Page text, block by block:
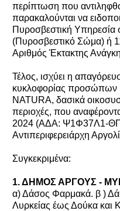
περίπτωση που
παρακαλούνται να
Πυροσβεστική Υπηρεσία
(Πυροσβεστικό Σώμα) ή
Αριθμός Έκτακτης
Τέλος, ισχύει η
κυκλοφορίας προσώπων
NATURA, δασικά
περιοχές, που
2024 (ΑΔΑ: Ψ1Φ37Λ1-
Αντιπεριφερειάρχη
Συγκεκριμένα:
1. ΔΗΜΟΣ ΑΡΓΟΥΣ -
α) Δάσος Φαρμακά. β )
Λυρκείας έως Δούκα και